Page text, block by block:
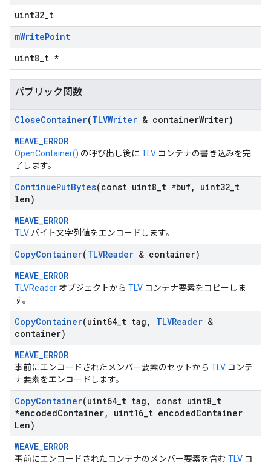
uint32_t
mWritePoint
uint8_t *
パブリック関数
CloseContainer(TLVWriter & containerWriter)
WEAVE_ERROR
OpenContainer() の呼び出し後に TLV コンテナの書き込みを完
了します。
ContinuePutBytes(const uint8 t *buf, uint32 t
len)
WEAVE_ERROR
TLV バイト文字列値をエンコードします。
CopyContainer(TLVReader & container)
WEAVE_ERROR
TLVReader オブジェクトから TLV コンテナ要素をコピーしま
す。
CopyContainer(uint64 t tag , TLVReader &
container)
WEAVE_ERROR
事前にエンコードされたメンバー要素のセットから TLV コンテ
ナ要素をエンコードします。
CopyContainer(uint64 t tag , const uint8 t
*encodedContainer, uint16 t encodedContainer
Len)
WEAVE_ERROR
事前にエンコードされたコンテナのメンバー要素を含む TLV コ